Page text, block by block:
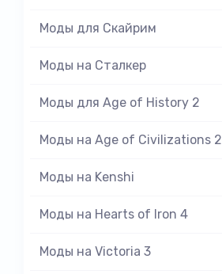
Моды для Скайрим
Моды на Cталкер
Моды для Age of History 2
Моды на Age of Civilizations 2
Моды на Kenshi
Моды на Hearts of Iron 4
Моды на Victoria 3